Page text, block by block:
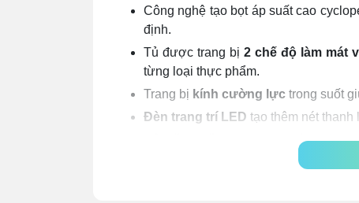
Công nghệ tạo bọt áp suất cao
định.
Tủ được trang bị 2 chế độ làm mát
từng loại thực phẩm.
Trang bị kính cường lực trong suốt
Đèn trang trí LED tạo thêm nét
, giúp ngăn thất thoát
an toàn, thân